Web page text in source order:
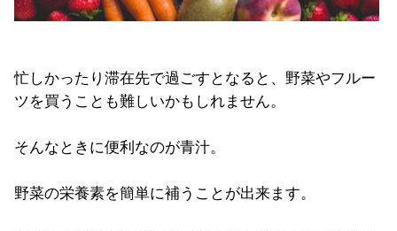
忙しかったり滞在先で過ごすとなると、野菜やフルー
ツを買うことも難しいかもしれません。
そんなときに便利なのが青汁。
野菜の栄養素を簡単に補うことが出来ます。